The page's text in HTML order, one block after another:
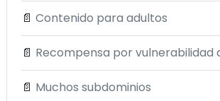
📄 Contenido para adultos
📄 Recompensa por vulnerabilidad
📄 Muchos subdominios